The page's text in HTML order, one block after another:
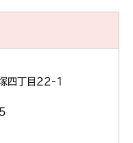
四丁目22-1